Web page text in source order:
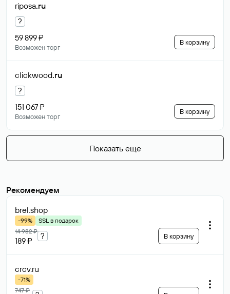
riposa.ru
?
59 899 ₽
Возможен торг
В корзину
clickwood.ru
?
151 067 ₽
Возможен торг
В корзину
Показать еще
Рекомендуем
brel.shop
-99%
SSL в подарок
14 982 ₽
189 ₽
? В корзину
crcv.ru
-71%
747 ₽